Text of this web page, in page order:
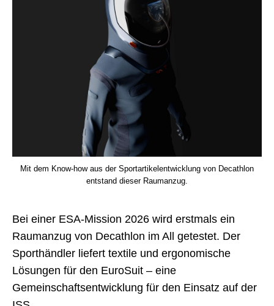
Mit dem Know-how aus der Sportartikelentwicklung von Decathlon
entstand dieser Raumanzug.
Bei einer ESA-Mission 2026 wird erstmals ein
Raumanzug von Decathlon im All getestet. Der
Sporthändler liefert textile und ergonomische
Lösungen für den EuroSuit – eine
Gemeinschaftsentwicklung für den Einsatz auf der